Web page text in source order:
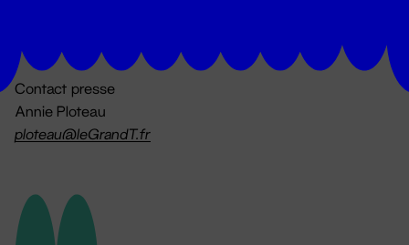
Contact presse
Annie Ploteau
ploteau@leGrandT.fr